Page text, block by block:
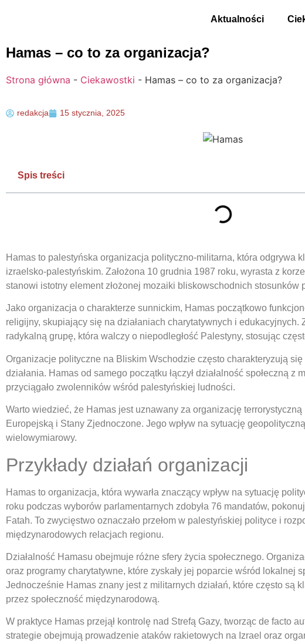
Aktualności
Hamas – co to za organizacja?
Strona główna - Ciekawostki - Hamas – co to za organizacja?
redakcja 15 stycznia, 2025
Spis treści
Hamas to palestyńska organizacja polityczno-militarna, która odgrywa
izraelsko-palestyńskim. Założona 10 grudnia 1987 roku, wyrasta z
stanowi istotny element złożonej mozaiki bliskowschodnich stosunków
Jako organizacja o charakterze sunnickim, Hamas początkowo
religijny, skupiający się na działaniach charytatywnych i edukacyjnych.
radykalną grupę, która walczy o niepodległość Palestyny, stosując
Organizacje polityczne na Bliskim Wschodzie często charakteryzują się
działania. Hamas od samego początku łączył działalność społeczną z
przyciągało zwolenników wśród palestyńskiej ludności.
Warto wiedzieć, że Hamas jest uznawany za organizację
Europejską i Stany Zjednoczone. Jego wpływ na sytuację
wielowymiarowy.
Przykłady działań organizacji
Hamas to organizacja, która wywarła znaczący wpływ na sytuację
roku podczas wyborów parlamentarnych zdobyła 76 mandatów,
Fatah. To zwycięstwo oznaczało przełom w palestyńskiej polityce i
międzynarodowych relacjach regionu.
Działalność Hamasu obejmuje różne sfery życia społecznego.
oraz programy charytatywne, które zyskały jej poparcie wśród lokalnej
Jednocześnie Hamas znany jest z militarnych działań, które często są
przez społeczność międzynarodową.
W praktyce Hamas przejął kontrolę nad Strefą Gazy, tworząc de facto
strategie obejmują prowadzenie ataków rakietowych na Izrael oraz